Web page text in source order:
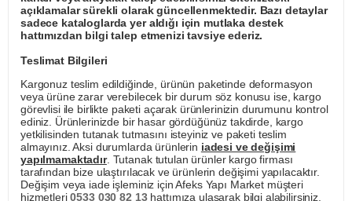
açıklamalar sürekli olarak güncellenmektedir. Bazı detaylar
sadece kataloglarda yer aldığı için mutlaka destek
hattımızdan bilgi talep etmenizi tavsiye ederiz.
Teslimat Bilgileri
Kargonuz teslim edildiğinde, ürünün paketinde deformasyon
veya ürüne zarar verebilecek bir durum söz konusu ise, kargo
görevlisi ile birlikte paketi açarak ürünlerinizin durumunu kontrol
ediniz. Ürünlerinizde bir hasar gördüğünüz takdirde, kargo
yetkilisinden tutanak tutmasını isteyiniz ve paketi teslim
almayınız. Aksi durumlarda ürünlerin iadesi ve değişimi
yapılmamaktadır. Tutanak tutulan ürünler kargo firması
tarafından bize ulaştırılacak ve ürünlerin değişimi yapılacaktır.
Değişim veya iade işleminiz için Afeks Yapı Market müşteri
hizmetleri0533 030 82 13hattımıza ulaşarak bilgi alabilirsiniz.